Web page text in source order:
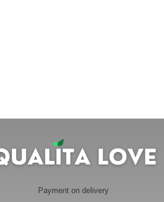
Payment on delivery